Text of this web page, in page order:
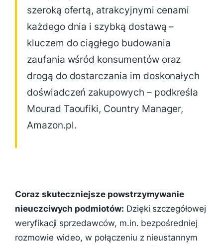
szeroką ofertą, atrakcyjnymi cenami
każdego dnia i szybką dostawą –
kluczem do ciągłego budowania
zaufania wśród konsumentów oraz
drogą do dostarczania im doskonałych
doświadczeń zakupowych – podkreśla
Mourad Taoufiki, Country Manager,
Amazon.pl.
Coraz skuteczniejsze powstrzymywanie
nieuczciwych podmiotów: Dzięki szczegółowej
weryfikacji sprzedawców, m.in. bezpośredniej
rozmowie wideo, w połączeniu z nieustannym